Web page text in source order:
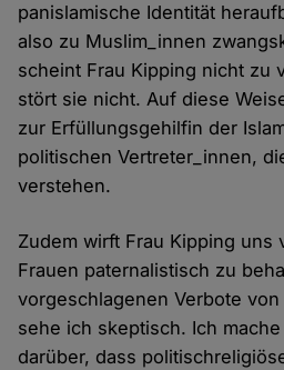
panislamische Identität
also zu Muslim_innen
scheint Frau Kipping nicht zu
stört sie nicht. Auf diese
zur Erfüllungsgehilfin der
politischen Vertreter_innen,
verstehen.
Zudem wirft Frau Kipping uns
Frauen paternalistisch zu
vorgeschlagenen Verbote
sehe ich skeptisch. Ich
darüber, dass